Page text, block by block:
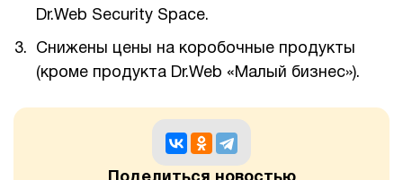
Dr.Web Security Space.
Снижены цены на коробочные продукты
(кроме продукта Dr.Web «Малый бизнес»).